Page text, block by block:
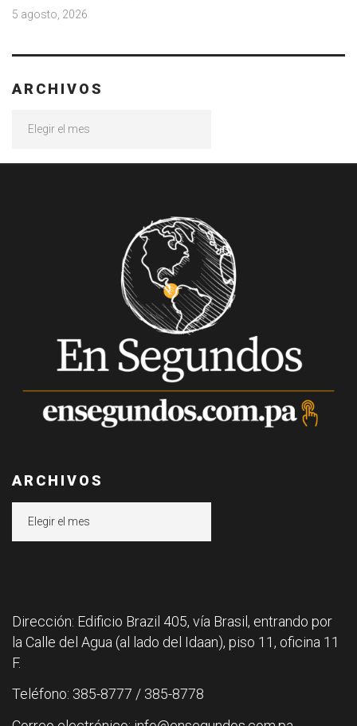
5 agosto, 2026
ARCHIVOS
ARCHIVOS
Dirección: Edificio Brazil 405, vía Brasil, entrando por
la Calle del Agua (al lado del Idaan), piso 11, oficina 11
F.
Teléfono: 385-8777 / 385-8778